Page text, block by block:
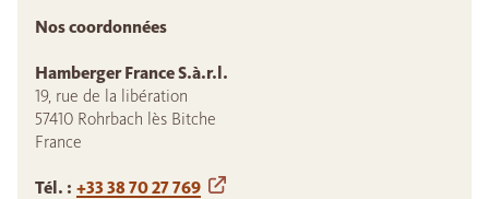
Nos coordonnées
Hamberger France S.à.r.l.
19, rue de la libération
57410 Rohrbach lès Bitche
France
Tél. : +33 38 70 27 769